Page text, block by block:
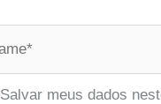
Salvar meus dados